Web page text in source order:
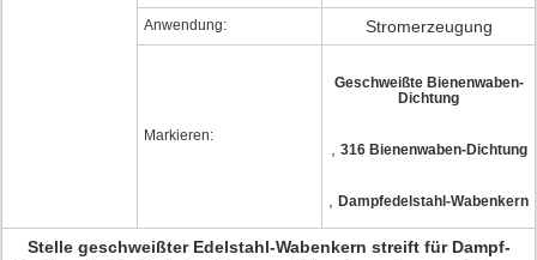
Anwendung: Stromerzeugung
Markieren:
Geschweißte Bienenwaben-
Dichtung
316 Bienenwaben-Dichtung
Dampfedelstahl-Wabenkern
Stelle geschweißter Edelstahl-Wabenkern streift für Dampf-